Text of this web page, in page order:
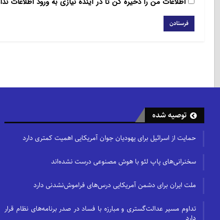
توصیه شده
حمایت از اسرائیل برای یهودیان جوان آمریکایی اهمیت کمتری دارد
سخنرانی‌های پاپ لئو با هوش مصنوعی درست نشده‌اند
ملت ایران برای دشمن آمریکایی درس‌های فراموش‌نشدنی دارد
تداوم مسیر عدالت‌گستری و مبارزه با فساد در صدر برنامه‌های نظام قرار